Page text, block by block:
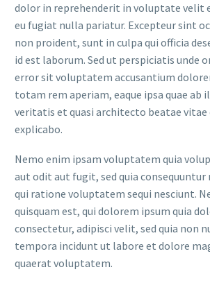
dolor in reprehenderit in voluptate velit
eu fugiat nulla pariatur. Excepteur sint
non proident, sunt in culpa qui officia
id est laborum. Sed ut perspiciatis unde
error sit voluptatem accusantium
totam rem aperiam, eaque ipsa quae ab
veritatis et quasi architecto beatae vitae
explicabo.
Nemo enim ipsam voluptatem quia
aut odit aut fugit, sed quia consequuntur
qui ratione voluptatem sequi nesciunt.
quisquam est, qui dolorem ipsum quia
consectetur, adipisci velit, sed quia non
tempora incidunt ut labore et dolore
quaerat voluptatem.